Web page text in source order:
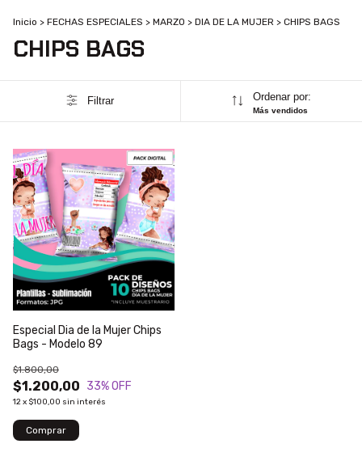
Inicio > FECHAS ESPECIALES > MARZO > DIA DE LA MUJER > CHIPS BAGS
CHIPS BAGS
Filtrar Ordenar por:
Más vendidos
Especial Dia de la Mujer Chips
Bags - Modelo 89
$1.200,00
$1.800,00
33% OFF
12x $100,00 sin interés